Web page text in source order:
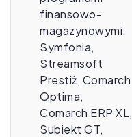
finansowo-
magazynowymi:
Symfonia,
Streamsoft
Prestiż, Comarch
Optima,
Comarch ERP XL,
Subiekt GT,